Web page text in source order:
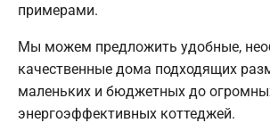
примерами.
Мы можем предложить удобные,
качественные дома подходящих
маленьких и бюджетных до
энергоэффективных коттеджей.